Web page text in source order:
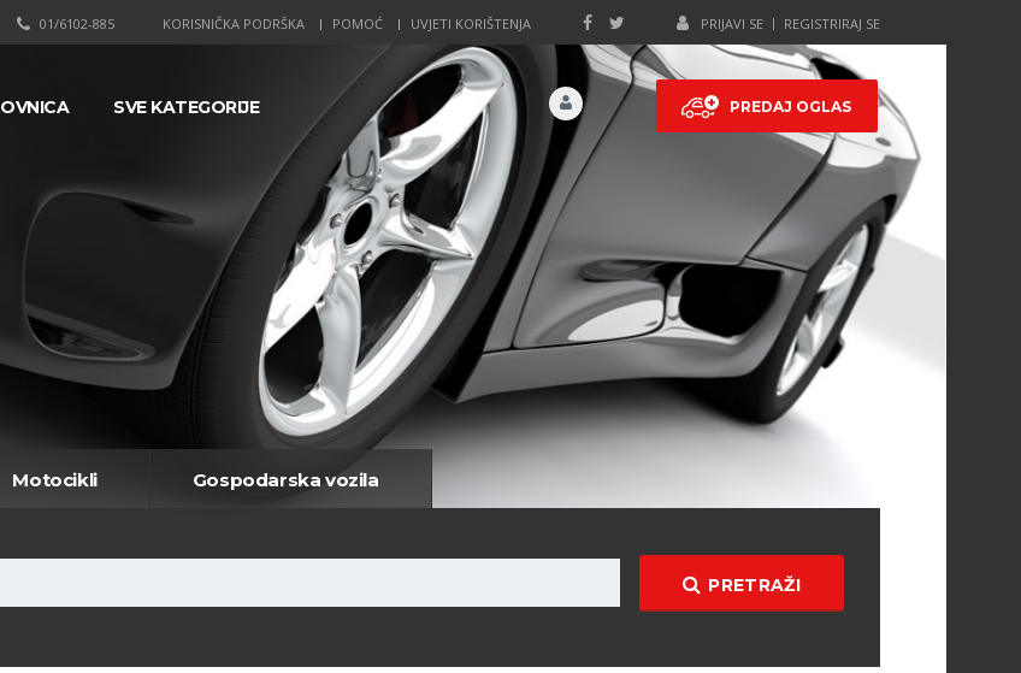
PRIJAVI SE REGISTRIRAJ SE
KORISNIČKA PODRŠKA POMOĆ UVJETI KORIŠTENJA
01/6102-885
PREDAJ OGLAS
SVE KATEGORIJE
Motocikli Gospodarska vozila
PRETRAŽI